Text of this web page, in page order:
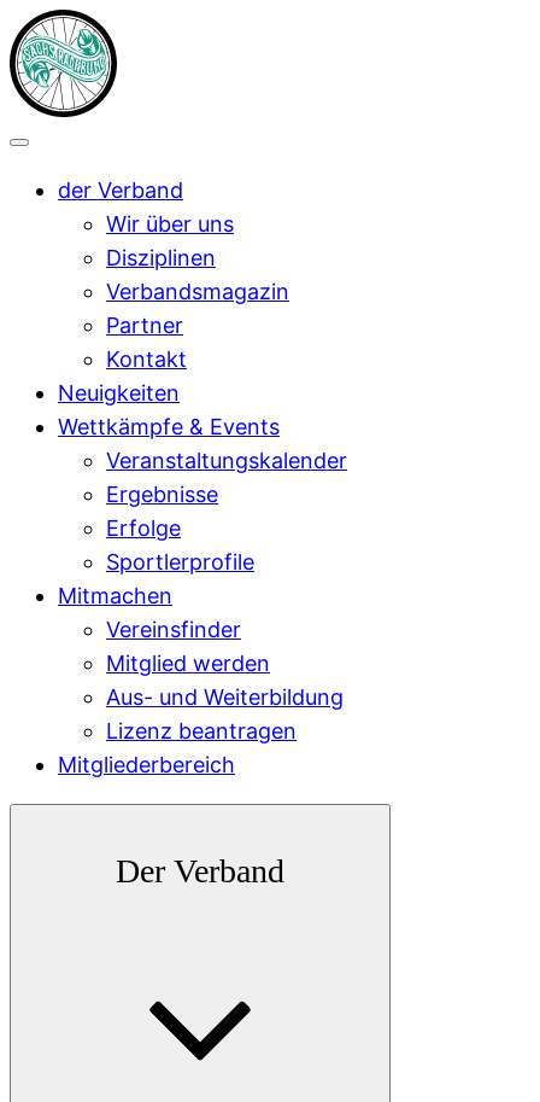
der Verband
Wir über uns
Disziplinen
Verbandsmagazin
Partner
Kontakt
Neuigkeiten
Wettkämpfe & Events
Veranstaltungskalender
Ergebnisse
Erfolge
Sportlerprofile
Mitmachen
Vereinsfinder
Mitglied werden
Aus- und Weiterbildung
Lizenz beantragen
Mitgliederbereich
Der Verband